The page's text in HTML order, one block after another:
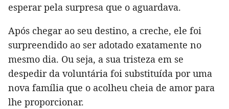
esperar pela surpresa que o aguardava.
Após chegar ao seu destino, a creche, ele foi
surpreendido ao ser adotado exatamente no
mesmo dia. Ou seja, a sua tristeza em se
despedir da voluntária foi substituída por uma
nova família que o acolheu cheia de amor para
lhe proporcionar.